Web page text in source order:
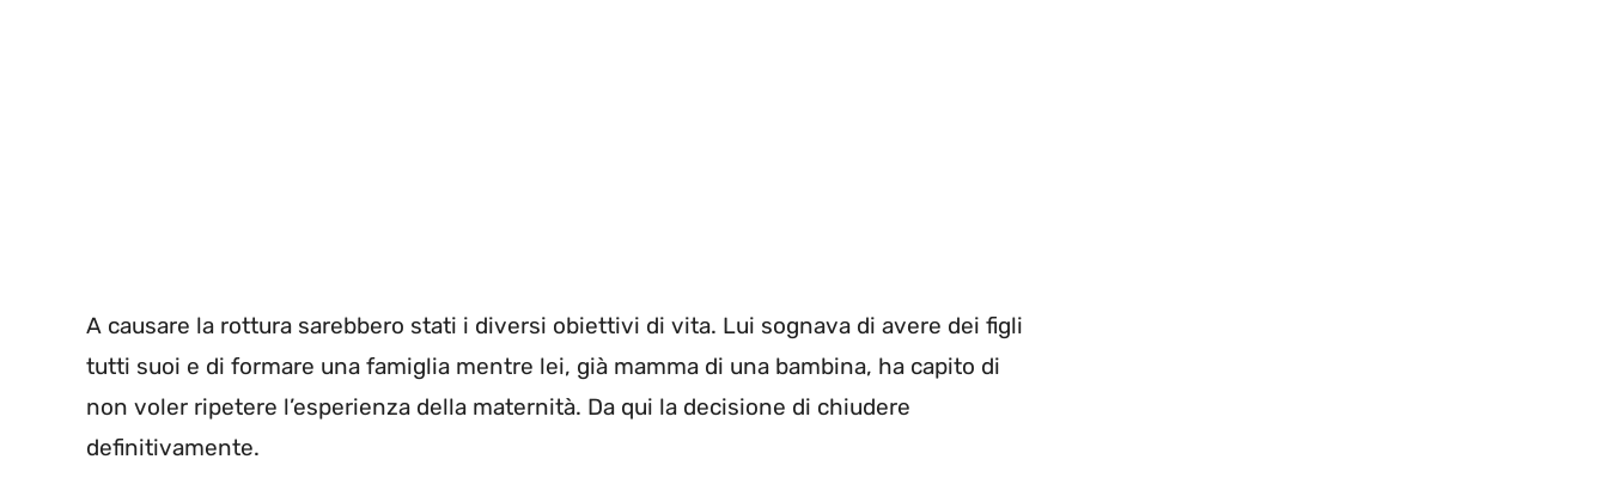
A causare la rottura sarebbero stati i diversi obiettivi di vita. Lui sognava di avere dei figli
tutti suoi e di formare una famiglia mentre lei, già mamma di una bambina, ha capito di
non voler ripetere l’esperienza della maternità. Da qui la decisione di chiudere
definitivamente.